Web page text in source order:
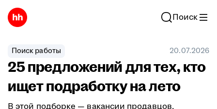
Поиск
Поиск работы 20.07.2026
25 предложений для тех, кто
ищет подработку на лето
В этой подборке — вакансии продавцов,